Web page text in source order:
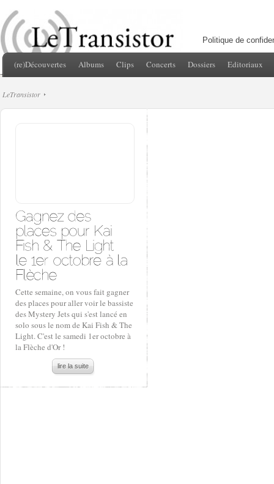
Politique de
(re)Découvertes Albums Clips Concerts Dossiers Editoriaux
LeTransistor
Cette semaine, on vous fait gagner
des places pour aller voir le bassiste
des Mystery Jets qui s'est lancé en
solo sous le nom de Kai Fish & The
Light. C'est le samedi 1er octobre à
la Flèche d'Or !
lire la suite